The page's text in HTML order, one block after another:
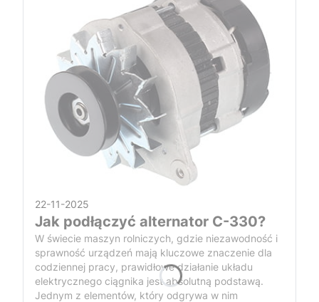
22-11-2025
Jak podłączyć alternator C-330?
W świecie maszyn rolniczych, gdzie niezawodność i
sprawność urządzeń mają kluczowe znaczenie dla
codziennej pracy, prawidłowe działanie układu
elektrycznego ciągnika jest absolutną podstawą.
Jednym z elementów, który odgrywa w nim